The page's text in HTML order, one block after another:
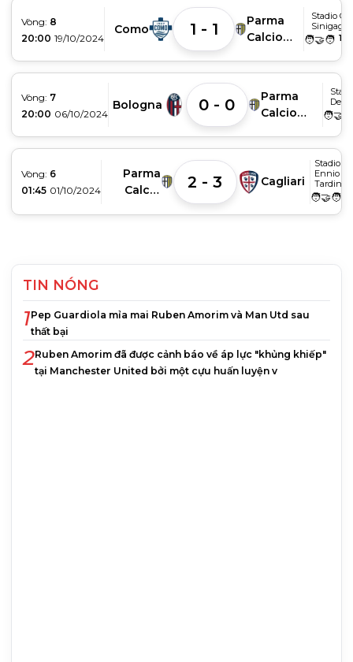
Vòng: 8
20:00 19/10/2024
Como 1 - 1
Parma
Calcio
Stadio G.
Sinigaglia
🧑‍🤝‍🧑
Vòng: 7
20:00 06/10/2024
Bologna 0 - 0
Parma
Calcio
🧑‍🤝‍🧑
Vòng: 6
01:45 01/10/2024
Parma
Calcio
2 - 3 Cagliari
Stadio
Ennio
Tardini
🧑‍🤝‍🧑
TIN NÓNG
1Pep Guardiola mỉa mai Ruben Amorim và Man Utd sau
thất bại
2Ruben Amorim đã được cảnh báo về áp lực "khủng khiếp"
tại Manchester United bởi một cựu huấn luyện v